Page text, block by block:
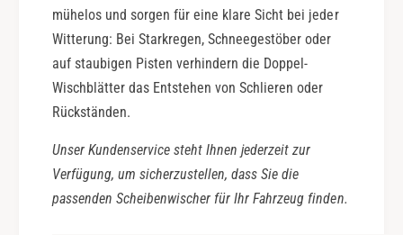
mühelos und sorgen für eine klare Sicht bei jeder
Witterung: Bei Starkregen, Schneegestöber oder
auf staubigen Pisten verhindern die Doppel-
Wischblätter das Entstehen von Schlieren oder
Rückständen.
Unser Kundenservice steht Ihnen jederzeit zur
Verfügung, um sicherzustellen, dass Sie die
passenden Scheibenwischer für Ihr Fahrzeug finden.